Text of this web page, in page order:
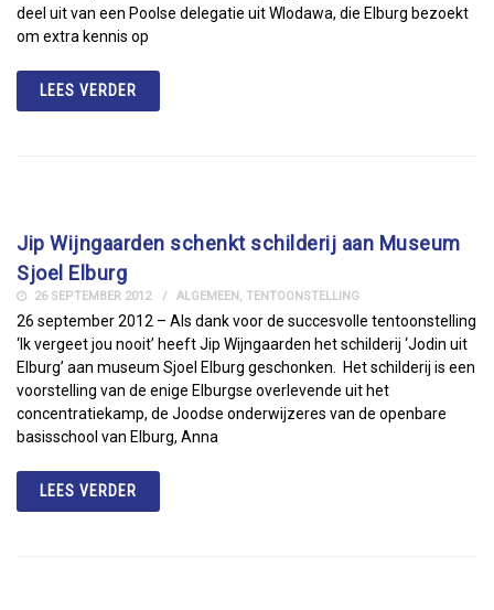
deel uit van een Poolse delegatie uit Wlodawa, die Elburg bezoekt
om extra kennis op
LEES VERDER
Jip Wijngaarden schenkt schilderij aan Museum
Sjoel Elburg
26 SEPTEMBER 2012 ALGEMEEN, TENTOONSTELLING
26 september 2012 – Als dank voor de succesvolle tentoonstelling
‘Ik vergeet jou nooit’ heeft Jip Wijngaarden het schilderij ‘Jodin uit
Elburg’ aan museum Sjoel Elburg geschonken. Het schilderij is een
voorstelling van de enige Elburgse overlevende uit het
concentratiekamp, de Joodse onderwijzeres van de openbare
basisschool van Elburg, Anna
LEES VERDER